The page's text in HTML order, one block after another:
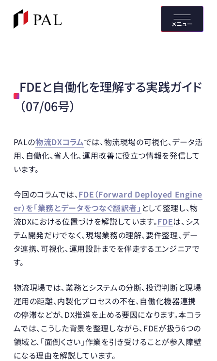
メニュー
FDEと自働化を理解する実践ガイド
（07/06号）
PALの物流DXコラムでは、物流現場の可視化、データ活
用、自働化、省人化、運用改善に役立つ情報を発信して
います。
今回のコラムでは、FDE（Forward Deployed Engine
er）を「業務とデータをつなぐ翻訳者」 として整理し、物
流DXにおける位置づけを解説しています。FDEは、シス
テム開発だけでなく、現場業務の理解、要件整理、デー
タ連携、可視化、運用設計までを伴走するエンジニアで
す。
物流現場では、業務とシステムの分断、投資判断と現場
運用の距離、内製化プロセスの不在、自働化機器連携
の停滞などが、DX推進を止める要因になります。本コラ
ムでは、こうした背景を整理しながら、FDEが扱う6つの
領域と、「面倒くさい」作業を引き受けることが参入障壁
になる理由を解説しています。